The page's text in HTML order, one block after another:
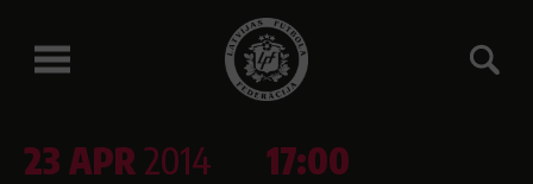
23 APR2014 17:00